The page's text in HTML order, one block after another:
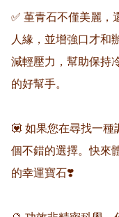
✅ 堇青石不僅美麗，
人緣，並增強口才和
減輕壓力，幫助保持
的好幫手。
💟 如果您在尋找一種
個不錯的選擇。快來
的幸運寶石❣️